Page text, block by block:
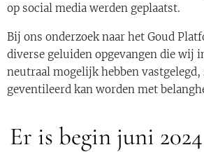
op social media werden geplaatst.
Bij ons onderzoek naar het Goud
diverse geluiden opgevangen die wij
neutraal mogelijk hebben vastgelegd,
geventileerd kan worden met
Er is begin juni